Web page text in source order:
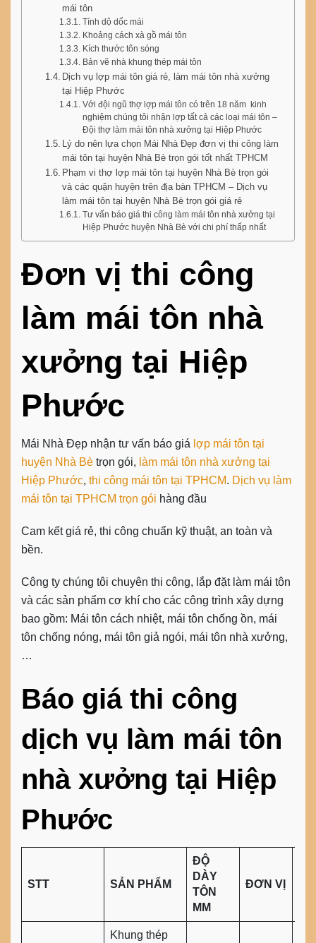
mái tôn
Tính dộ dốc mái
Khoảng cách xà gồ mái tôn
Kích thước tôn sóng
Bản vẽ nhà khung thép mái tôn
Dịch vụ lợp mái tôn giá rẻ, làm mái tôn nhà xưởng
tại Hiệp Phước
Với đội ngũ thợ lợp mái tôn có trên 18 năm kinh
nghiệm chúng tôi nhận lợp tất cả các loại mái tôn –
Đội thợ làm mái tôn nhà xưởng tại Hiệp Phước
Lý do nên lựa chọn Mái Nhà Đẹp đơn vị thi công làm
mái tôn tại huyện Nhà Bè trọn gói tốt nhất TPHCM
Phạm vi thợ lợp mái tôn tại huyện Nhà Bè trọn gói
và các quận huyện trên địa bàn TPHCM – Dịch vụ
làm mái tôn tại huyện Nhà Bè trọn gói giá rẻ
Tư vấn báo giá thi công làm mái tôn nhà xưởng tại
Hiệp Phước huyện Nhà Bè với chi phí thấp nhất
Đơn vị thi công
làm mái tôn nhà
xưởng tại Hiệp
Phước
Mái Nhà Đẹp nhận tư vấn báo giá lợp mái tôn tại
huyện Nhà Bè trọn gói, làm mái tôn nhà xưởng tại
Hiệp Phước, thi công mái tôn tại TPHCM. Dịch vụ làm
mái tôn tại TPHCM trọn gói hàng đầu
Cam kết giá rẻ, thi công chuẩn kỹ thuật, an toàn và
bền.
Công ty chúng tôi chuyên thi công, lắp đặt làm mái tôn
và các sản phẩm cơ khí cho các công trình xây dựng
bao gồm: Mái tôn cách nhiệt, mái tôn chống ồn, mái
tôn chống nóng, mái tôn giả ngói, mái tôn nhà xưởng,
…
Báo giá thi công
dịch vụ làm mái tôn
nhà xưởng tại Hiệp
Phước
STT SẢN PHẨM
ĐỘ
DÀY
TÔN
MM
ĐƠN VỊ
Khung thép